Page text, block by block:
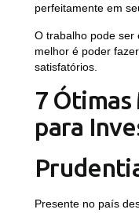
perfeitamente em
O trabalho pode ser
melhor é poder
satisfatórios.
7
para
Presente no país